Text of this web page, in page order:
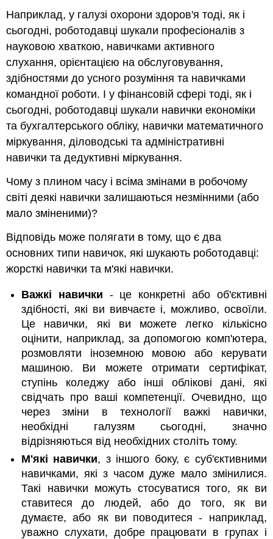
Наприклад, у галузі охорони здоров'я тоді, як і
сьогодні, роботодавці шукали професіоналів з
науковою хваткою, навичками активного
слухання, орієнтацією на обслуговування,
здібностями до усного розуміння та навичками
командної роботи. І у фінансовій сфері тоді, як і
сьогодні, роботодавці шукали навички економіки
та бухгалтерського обліку, навички математичного
міркування, діловодські та адміністративні
навички та дедуктивні міркування.
Чому з плином часу і всіма змінами в робочому
світі деякі навички залишаються незмінними (або
мало зміненими)?
Відповідь може полягати в тому, що є два
основних типи навичок, які шукають роботодавці:
жорсткі навички та м'які навички.
Важкі навички - це конкретні або об'єктивні
здібності, які ви вивчаєте і, можливо, освоїли.
Це навички, які ви можете легко кількісно
оцінити, наприклад, за допомогою комп'ютера,
розмовляти іноземною мовою або керувати
машиною. Ви можете отримати сертифікат,
ступінь коледжу або інші облікові дані, які
свідчать про ваші компетенції. Очевидно, що
через зміни в технології важкі навички,
необхідні галузям сьогодні, значно
відрізняються від необхідних століть тому.
М'які навички, з іншого боку, є суб'єктивними
навичками, які з часом дуже мало змінилися.
Такі навички можуть стосуватися того, як ви
ставитеся до людей, або до того, як ви
думаєте, або як ви поводитеся - наприклад,
уважно слухати, добре працювати в групах і